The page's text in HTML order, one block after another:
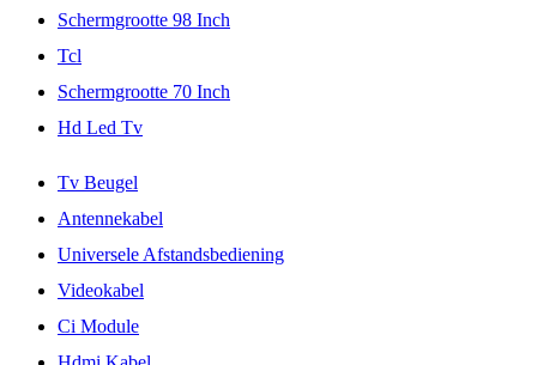
Schermgrootte 98 Inch
Tcl
Schermgrootte 70 Inch
Hd Led Tv
Tv Beugel
Antennekabel
Universele Afstandsbediening
Videokabel
Ci Module